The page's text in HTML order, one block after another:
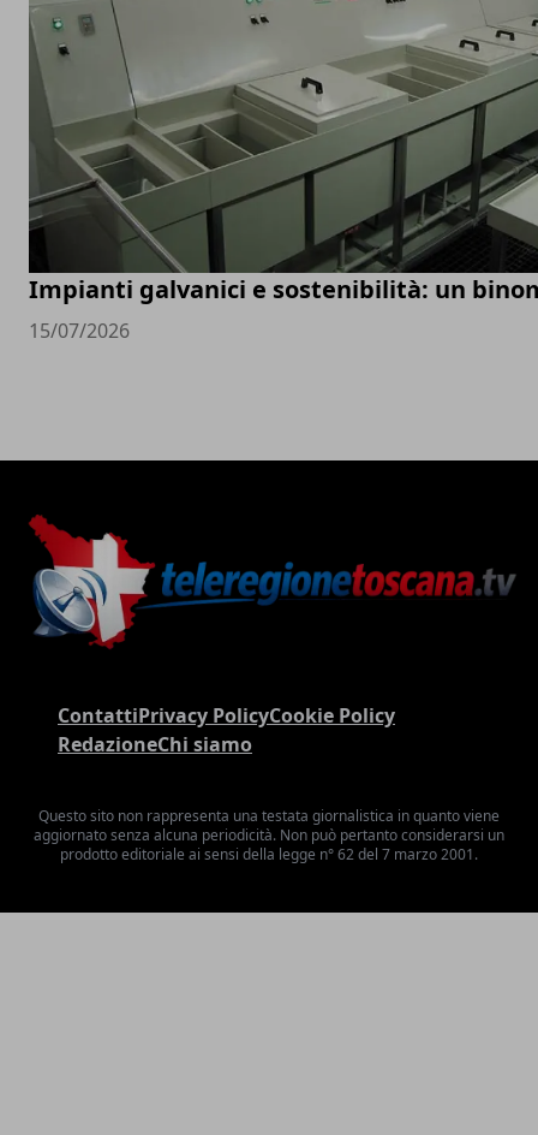
Impianti galvanici e sostenibilità: un
15/07/2026
ContattiPrivacy PolicyCookie Policy
RedazioneChi siamo
Questo sito non rappresenta una testata giornalistica in quanto viene
aggiornato senza alcuna periodicità. Non può pertanto considerarsi un
prodotto editoriale ai sensi della legge n° 62 del 7 marzo 2001.